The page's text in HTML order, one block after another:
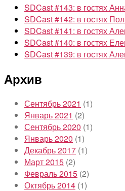
SDCast #143: в гостях
SDCast #142: в гостях
SDCast #141: в гостях
SDCast #140: в гостях
SDCast #139: в гостях
Архив
Сентябрь 2021 (1)
Январь 2021 (2)
Сентябрь 2020 (1)
Январь 2020 (1)
Декабрь 2017 (1)
Март 2015 (2)
Февраль 2015 (2)
Октябрь 2014 (1)